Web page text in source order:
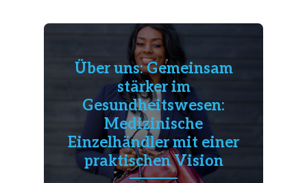
Über uns: Gemeinsam
stärker im
Gesundheitswesen:
Medizinische
Einzelhändler mit einer
praktischen Vision